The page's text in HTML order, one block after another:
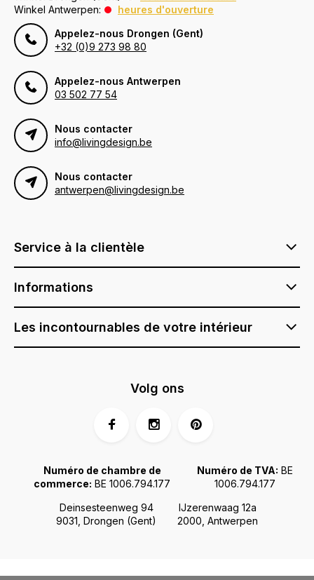
Winkel Antwerpen:
heures d'ouverture
Appelez-nous Drongen (Gent)
+32 (0)9 273 98 80
Appelez-nous Antwerpen
03 502 77 54
Nous contacter
info@livingdesign.be
Nous contacter
antwerpen@livingdesign.be
Service à la clientèle
Informations
Les incontournables de votre intérieur
Deinsesteenweg 94
9031, Drongen (Gent)
IJzerenwaag 12a
2000, Antwerpen
Numéro de chambre de
commerce: BE 1006.794.177
Numéro de TVA: BE
1006.794.177
Volg ons